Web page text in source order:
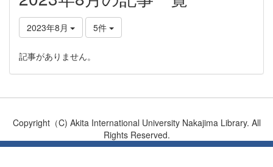
2023年8月 5件
記事がありません。
Copyright（C) Akita International University Nakajima Library. All
Rights Reserved.